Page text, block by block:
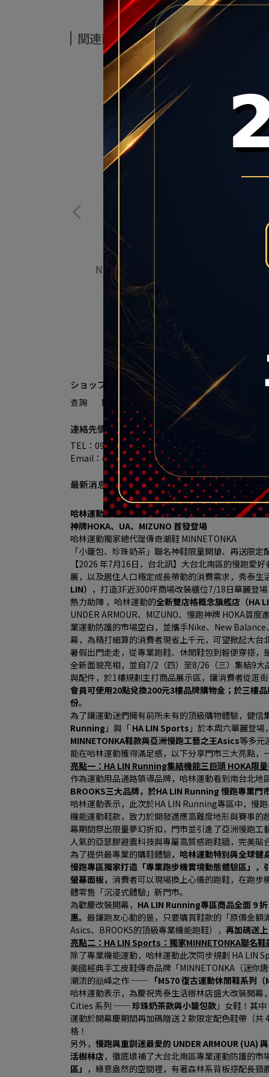
関連商品
NIKE DAYBREAK 女鞋 CK2351101 奶油
ショップ情報
查詢 關於我們 我的帳戶 退款政策
連絡先情報
TEL：0912345678
Email：example@email.com
住所：テスト用
最新消息
哈林運動進駐秀泰生活樹林店 7/18盛大開幕 多重優
神牌HOKA、UA、MIZUNO 首發登場
哈林運動獨家總代理傳奇潮鞋 MINNETONKA
「小籠包、珍珠奶茶」聯名神鞋限量開搶、再送限定
【2026 年7月16日，台北訊】大台北南區的慢跑愛
展，以及居住人口穩定成長帶動的消費需求，秀泰
LIN） ，打造3F近300坪商場改裝櫃位7/18日華麗登
熱力助陣 ，哈林運動的全新雙店格概念旗艦店（HA
UNDER ARMOUR、MIZUNO、慢跑神牌 HOKA首
業運動防護的市場空白，並攜手Nike、New Balance
幕，為精打細算的消費者現省上千元，可望掀起大台
暑假出門走走，從專業跑鞋、休閒鞋包到輕便穿搭
全新面貌亮相，並自7/2（四）至8/26（三）集結9
與配件，於1樓規劃主打商品展示區，讓消費者從逛
會員可使用20點兌換200元3樓品牌購物金；於三樓
份。
為了讓運動迷們擁有前所未有的頂級購物體驗，健
Running 」與「 HA LIN Sports 」於本周六華麗登場
MINNETONKA鞋款與亞洲慢跑工藝之王Asics等多元
能在哈林運動獲得滿足感，以下分享門市三大亮點，
亮點一：HA LIN Running集結機能三巨頭 HOKA限
作為運動用品通路領導品牌，哈林運動看到南台北地
BROOKS三大品牌，於HA LIN Running 慢跑專業門
哈林運動表示，此次於HA LIN Running專區中，慢
機能運動鞋款，致力於開發適應高難度地形與賽事
幕期間祭出限量夢幻折扣，門市並引進了亞洲慢跑
人氣的亞瑟膠避震科技與專屬高質感跑鞋牆，完美貼
為了提供最專業的購鞋體驗， 哈林運動特別與全球
慢跑專區獨家打造「專業跑步機實境動態體驗區」
螢幕面板， 消費者可以現場換上心儀的跑鞋，在跑
體零售「沉浸式體驗」新門市。
為歡慶改裝開幕， HA LIN Running專區商品全面 9
惠。 最讓跑友心動的是，只要購買鞋款的「原價金額
Asics、BROOKS的頂級專業機能跑鞋）， 再加碼送
亮點二：HA LIN Sports：獨家MINNETONKA聯名
除了專業機能運動，哈林運動此次同步規劃 HA LIN
美國經典手工皮鞋傳奇品牌「MINNETONKA（迷你
潮流的巔峰之作 ── 「MS70 復古運動休閒鞋系列
哈林運動表示，為慶祝秀泰生活樹林店盛大改裝開
Cities 系列 ── 珍珠奶茶款與小籠包款 」女鞋！其
運動於開幕慶期間再加碼贈送 2 款限定配色鞋帶（
格！
另外， 慢跑與重訓迷最愛的 UNDER ARMOUR (UA)
活樹林店，徹底填補了大台北南區專業運動防護的市
區」 ，綠意盎然的空間裡，有著森林系背板搭配長